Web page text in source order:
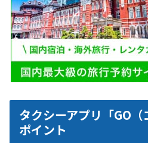
タクシーアプリ「GO
ポイント